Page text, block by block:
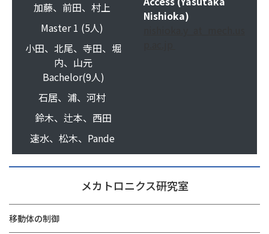
メカトロニクス研究室
移動体の制御
加藤、前田、村上
Master 1 (5人)
小田、北尾、寺田、堀
内、山元
Bachelor(9人)
石居、浦、河村
鈴木、辻本、西田
速水、松木、Pande
Nishioka)